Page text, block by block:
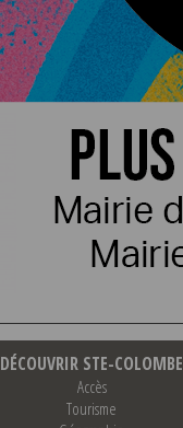
DÉCOUVRIR STE-COLOMBE
Accès
Tourisme